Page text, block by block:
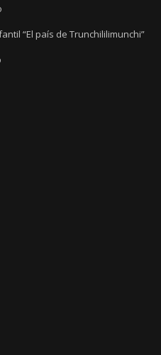
“El país de Trunchililimunchi”